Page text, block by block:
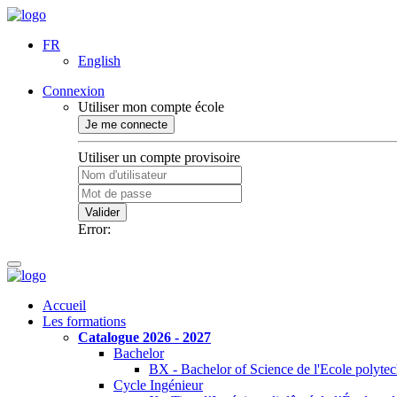
FR
English
Connexion
Utiliser mon compte école
Je me connecte
Utiliser un compte provisoire
Valider
Error:
Accueil
Les formations
Catalogue 2026 - 2027
Bachelor
BX - Bachelor of Science de l'Ecole
Cycle Ingénieur